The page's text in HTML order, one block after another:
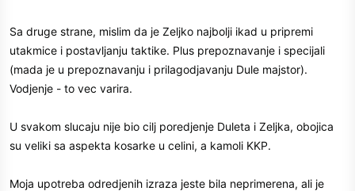
Sa druge strane, mislim da je Zeljko najbolji ikad u pripremi
utakmice i postavljanju taktike. Plus prepoznavanje i specijali
(mada je u prepoznavanju i prilagodjavanju Dule majstor).
Vodjenje - to vec varira.
U svakom slucaju nije bio cilj poredjenje Duleta i Zeljka, obojica
su veliki sa aspekta kosarke u celini, a kamoli KKP.
Moja upotreba odredjenih izraza jeste bila neprimerena, ali je